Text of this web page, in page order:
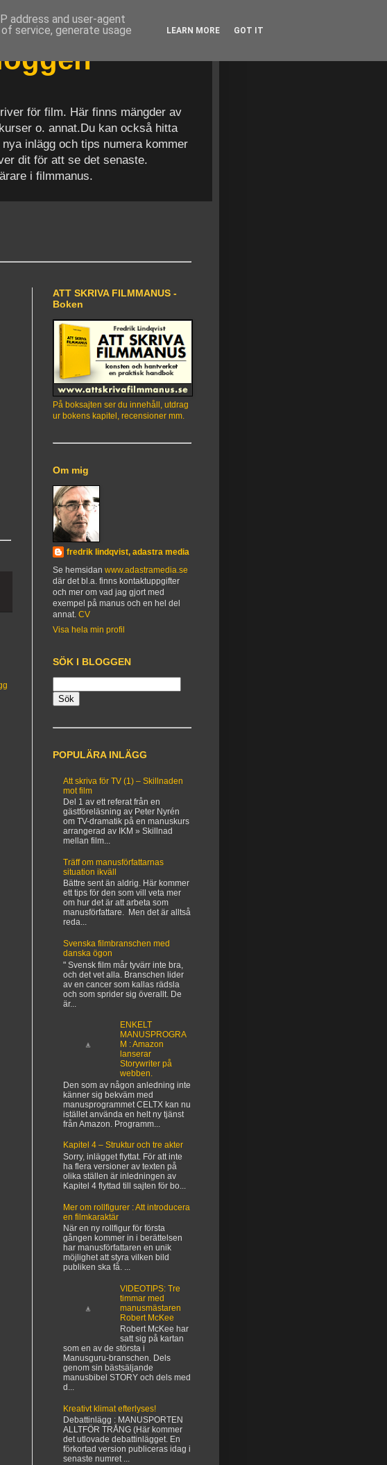
för film. Här finns mängder av
o. annat.Du kan också hitta
inlägg och tips numera kommer
dit för att se det senaste.
i filmmanus.
ATT SKRIVA FILMMANUS -
Boken
På boksajten ser du innehåll, utdrag
ur bokens kapitel, recensioner mm.
Om mig
fredrik lindqvist, adastra media
Se hemsidan www.adastramedia.se
där det bl.a. finns kontaktuppgifter
och mer om vad jag gjort med
exempel på manus och en hel del
annat. CV
Visa hela min profil
SÖK I BLOGGEN
POPULÄRA INLÄGG
Att skriva för TV (1) – Skillnaden
mot film
Del 1 av ett referat från en
gästföreläsning av Peter Nyrén
om TV-dramatik på en manuskurs
arrangerad av IKM » Skillnad
mellan film...
Träff om manusförfattarnas
situation ikväll
Bättre sent än aldrig. Här kommer
ett tips för den som vill veta mer
om hur det är att arbeta som
manusförfattare. Men det är alltså
reda...
Svenska filmbranschen med
danska ögon
" Svensk film mår tyvärr inte bra,
och det vet alla. Branschen lider
av en cancer som kallas rädsla
och som sprider sig överallt. De
är...
ENKELT
MANUSPROGRA
M : Amazon
lanserar
Storywriter på
webben.
Den som av någon anledning inte
känner sig bekväm med
manusprogrammet CELTX kan nu
istället använda en helt ny tjänst
från Amazon. Programm...
Kapitel 4 – Struktur och tre akter
Sorry, inlägget flyttat. För att inte
ha flera versioner av texten på
olika ställen är inledningen av
Kapitel 4 flyttad till sajten för bo...
Mer om rollfigurer : Att introducera
en filmkaraktär
När en ny rollfigur för första
gången kommer in i berättelsen
har manusförfattaren en unik
möjlighet att styra vilken bild
publiken ska få. ...
VIDEOTIPS: Tre
timmar med
manusmästaren
Robert McKee
Robert McKee har
satt sig på kartan
som en av de största i
Manusguru-branschen. Dels
genom sin bästsäljande
manusbibel STORY och dels med
d...
Kreativt klimat efterlyses!
Debattinlägg : MANUSPORTEN
ALLTFÖR TRÅNG (Här kommer
det utlovade debattinlägget. En
förkortad version publiceras idag i
senaste numret ...
address and user-agent
service, generate usage
LEARN MORE GOT IT